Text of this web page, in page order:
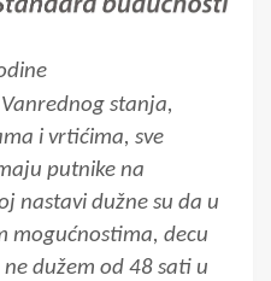
stanja,
i vrtićima, sve
putnike na
nastavi dužne su da u
mogućnostima, decu
dužem od 48 sati u